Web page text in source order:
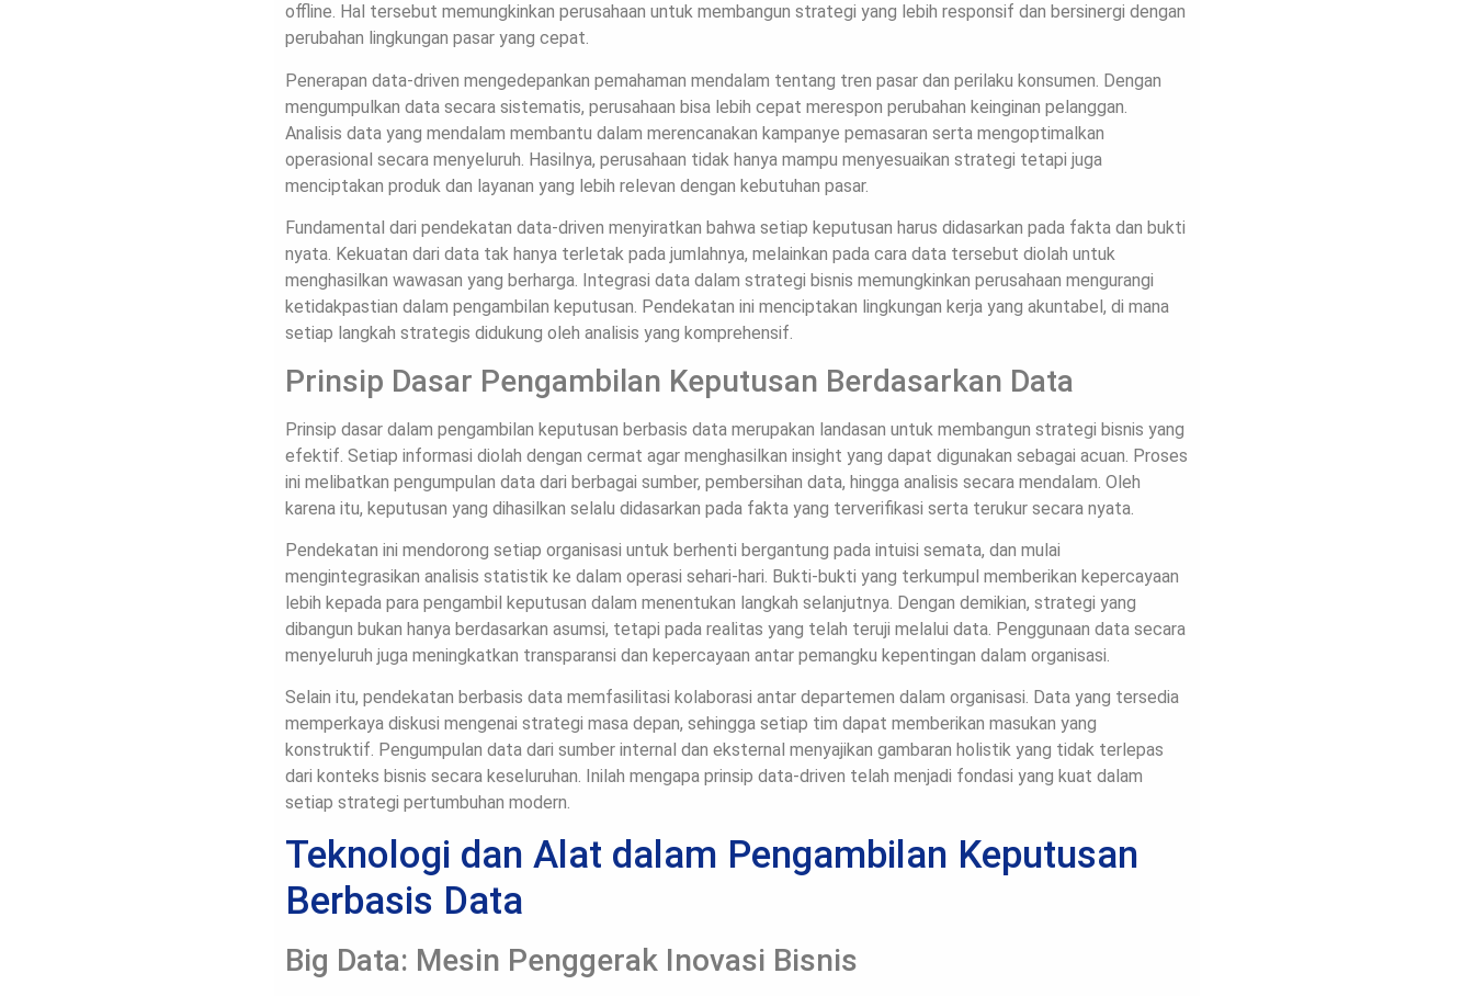
offline. Hal tersebut memungkinkan perusahaan untuk membangun strategi yang lebih responsif dan bersinergi dengan
perubahan lingkungan pasar yang cepat.
Penerapan data-driven mengedepankan pemahaman mendalam tentang tren pasar dan perilaku konsumen. Dengan
mengumpulkan data secara sistematis, perusahaan bisa lebih cepat merespon perubahan keinginan pelanggan.
Analisis data yang mendalam membantu dalam merencanakan kampanye pemasaran serta mengoptimalkan
operasional secara menyeluruh. Hasilnya, perusahaan tidak hanya mampu menyesuaikan strategi tetapi juga
menciptakan produk dan layanan yang lebih relevan dengan kebutuhan pasar.
Fundamental dari pendekatan data-driven menyiratkan bahwa setiap keputusan harus didasarkan pada fakta dan bukti
nyata. Kekuatan dari data tak hanya terletak pada jumlahnya, melainkan pada cara data tersebut diolah untuk
menghasilkan wawasan yang berharga. Integrasi data dalam strategi bisnis memungkinkan perusahaan mengurangi
ketidakpastian dalam pengambilan keputusan. Pendekatan ini menciptakan lingkungan kerja yang akuntabel, di mana
setiap langkah strategis didukung oleh analisis yang komprehensif.
Prinsip Dasar Pengambilan Keputusan Berdasarkan Data
Prinsip dasar dalam pengambilan keputusan berbasis data merupakan landasan untuk membangun strategi bisnis yang
efektif. Setiap informasi diolah dengan cermat agar menghasilkan insight yang dapat digunakan sebagai acuan. Proses
ini melibatkan pengumpulan data dari berbagai sumber, pembersihan data, hingga analisis secara mendalam. Oleh
karena itu, keputusan yang dihasilkan selalu didasarkan pada fakta yang terverifikasi serta terukur secara nyata.
Pendekatan ini mendorong setiap organisasi untuk berhenti bergantung pada intuisi semata, dan mulai
mengintegrasikan analisis statistik ke dalam operasi sehari-hari. Bukti-bukti yang terkumpul memberikan kepercayaan
lebih kepada para pengambil keputusan dalam menentukan langkah selanjutnya. Dengan demikian, strategi yang
dibangun bukan hanya berdasarkan asumsi, tetapi pada realitas yang telah teruji melalui data. Penggunaan data secara
menyeluruh juga meningkatkan transparansi dan kepercayaan antar pemangku kepentingan dalam organisasi.
Selain itu, pendekatan berbasis data memfasilitasi kolaborasi antar departemen dalam organisasi. Data yang tersedia
memperkaya diskusi mengenai strategi masa depan, sehingga setiap tim dapat memberikan masukan yang
konstruktif. Pengumpulan data dari sumber internal dan eksternal menyajikan gambaran holistik yang tidak terlepas
dari konteks bisnis secara keseluruhan. Inilah mengapa prinsip data-driven telah menjadi fondasi yang kuat dalam
setiap strategi pertumbuhan modern.
Teknologi dan Alat dalam Pengambilan Keputusan
Berbasis Data
Big Data: Mesin Penggerak Inovasi Bisnis